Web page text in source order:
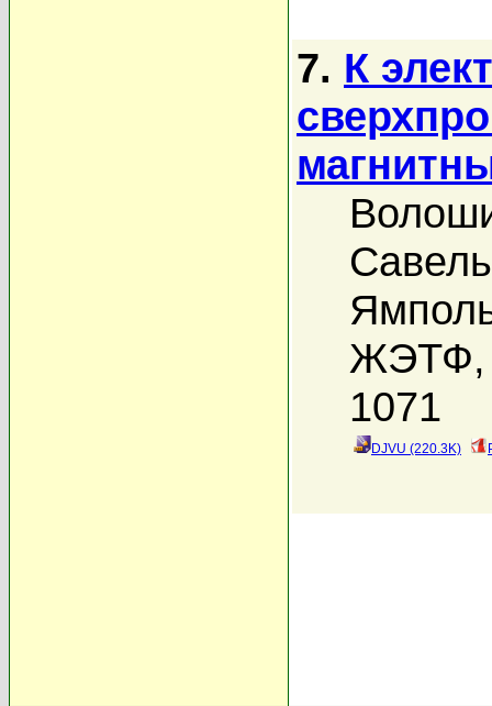
7. К
ЖЭТФ,
1071
DJVU (220.3K)